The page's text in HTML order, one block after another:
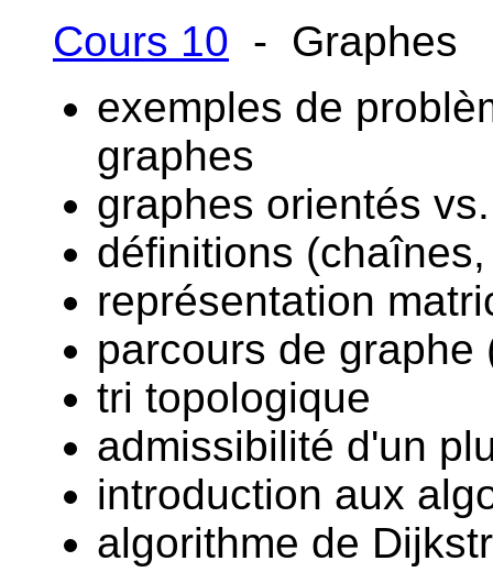
Cours 10 - Graphes
exemples de
graphes
graphes orientés
définitions
représentation
parcours de graphe
tri topologique
admissibilité d'un
introduction aux
algorithme de